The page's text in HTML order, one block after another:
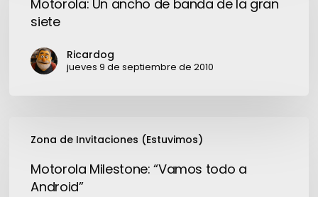
banda
Motorola: Un ancho de banda de la gran
siete
Ricardog
jueves 9 de septiembre de 2010
Zona de Invitaciones (Estuvimos)
Milestone:
todoMotorola Milestone: “Vamos todo a
Android”